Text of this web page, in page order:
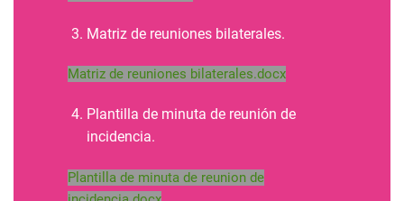
Matriz de reuniones bilaterales.
Matriz de reuniones bilaterales.docx
Plantilla de minuta de reunión de
incidencia.
Plantilla de minuta de reunion de